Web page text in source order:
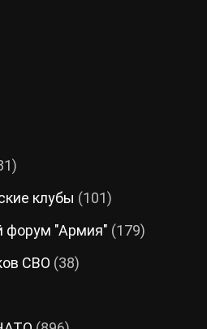
клубы (101)
форум "Армия" (179)
СВО (38)